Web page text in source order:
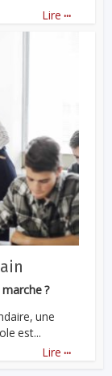
Lire ...
?
une
est...
Lire ...